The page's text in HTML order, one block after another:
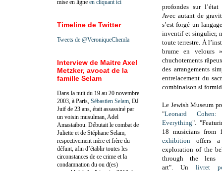
profondes sur
Avec autant de
s’est forgé un
inventif et singulier,
toute terrestre. À
brume en velours
chuchotements
des arrangements
entrelacement du
combinaison si
Le Jewish Museum
"Leonard
Everything".
18 musicians from
exhibition offers
exploration of the
through the lens
art". Un livret
mise en ligne en cliquant ici
Timeline de Twitter
Tweets de @VeroniqueChemla
Interview de Maitre Axel
Metzker, avocat de la
famille Selam
Dans la nuit du 19 au 20 novembre
2003, à Paris, Sébastien Selam , DJ
Juif de 23 ans, était assassiné par
un voisin musulman, Adel
Amastaibou. Débutait le combat de
Juliette et de Stéphane Selam,
respectivement mère et frère du
défunt, afin d’établir toutes les
circonstances de ce crime et la
condamnation du ou d(es)